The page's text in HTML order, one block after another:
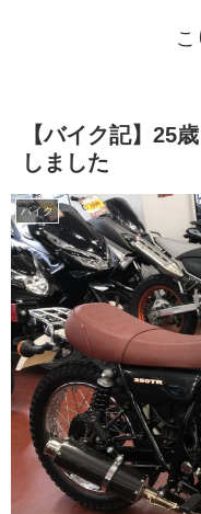
【バイク記】25
しました
バイク